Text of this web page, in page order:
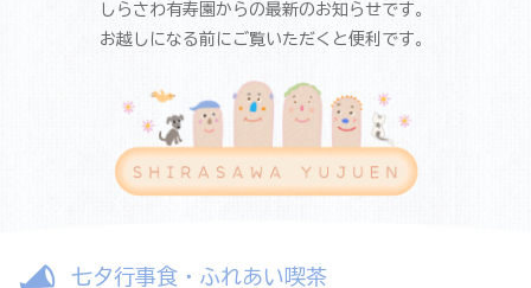
しらさわ有寿園からの最新のお知らせです。
お越しになる前にご覧いただくと便利です。
七夕行事食・ふれあい喫茶